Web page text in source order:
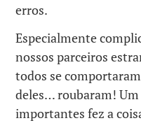
erros.
Especialmente
nossos parceiros
todos se
deles… roubaram! Um
importantes fez a